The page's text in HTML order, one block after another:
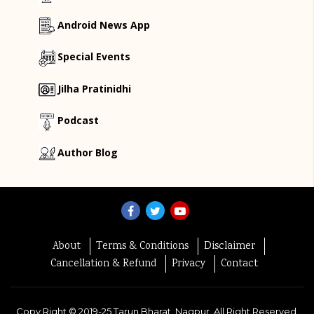
Android News App
Special Events
Jilha Pratinidhi
Podcast
Author Blog
About Terms & Conditions
Disclaimer
Cancellation & Refund
Privacy Contact
Copy Right © 2019-25Tarun Bharat, Nagpur. All Right Reserved.